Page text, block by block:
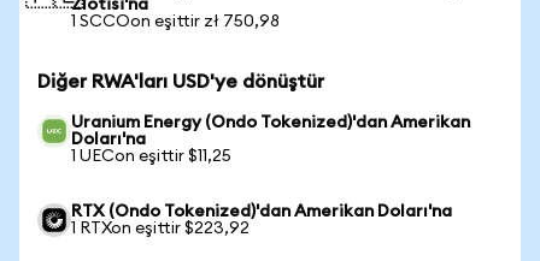
Zlotisi'na
1 SCCOon eşittir zł 750,98
Diğer RWA'ları USD'ye dönüştür
Uranium Energy (Ondo Tokenized)'dan Amerikan
Doları'na
1 UECon eşittir $11,25
RTX (Ondo Tokenized)'dan Amerikan Doları'na
1 RTXon eşittir $223,92